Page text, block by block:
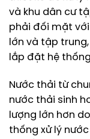
và khu dân cư
phải đối mặt
lớn và tập
lắp đặt hệ
Nước thải từ
nước thải sinh
lượng lớn hơn
thống xử lý